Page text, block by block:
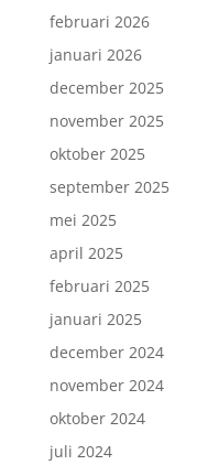
februari 2026
januari 2026
december 2025
november 2025
oktober 2025
september 2025
mei 2025
april 2025
februari 2025
januari 2025
december 2024
november 2024
oktober 2024
juli 2024